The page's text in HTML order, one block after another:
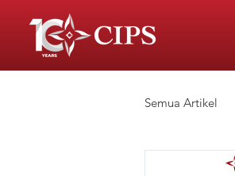
Semua Artikel
Siaran Pers